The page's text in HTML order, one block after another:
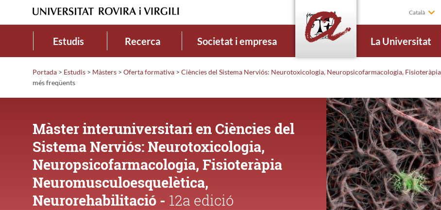
Català
Estudis Recerca Societat i empresa La Universitat
Portada > Estudis > Màsters > Oferta formativa > Ciències del Sistema Nerviós: Neurotoxicologia, Neuropsicofarmacologia,
més freqüents
Màster interuniversitari en Ciències del
Sistema Nerviós: Neurotoxicologia,
Neuropsicofarmacologia, Fisioteràpia
Neuromusculoesquelètica,
Neurorehabilitació - 12a edició